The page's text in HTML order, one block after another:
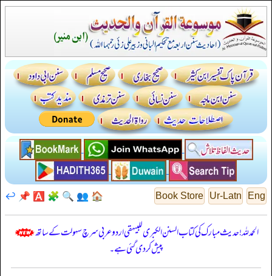
Eng
Ur-Latn
Book Store
🏠
👥
🔍
🧩
🅰️
📌
↩️
الحمدللہ! حدیث مبارک کی کتاب السنن الكبرى للبيهقي اردو عربی سرچ سہولت کے ساتھ
پیش کر دی گئی ہے۔